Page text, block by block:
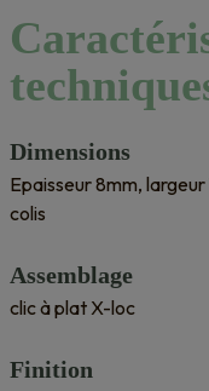
Dimensions
Epaisseur 8mm,
colis
Assemblage
clic à plat X-loc
Finition